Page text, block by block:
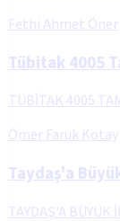
Fethi Ahmet Öner
Tübitak 4005
TÜBİTAK 4005
Ömer Faruk Kotay
Taydaş'a
TAYDAŞ'A BÜYÜK